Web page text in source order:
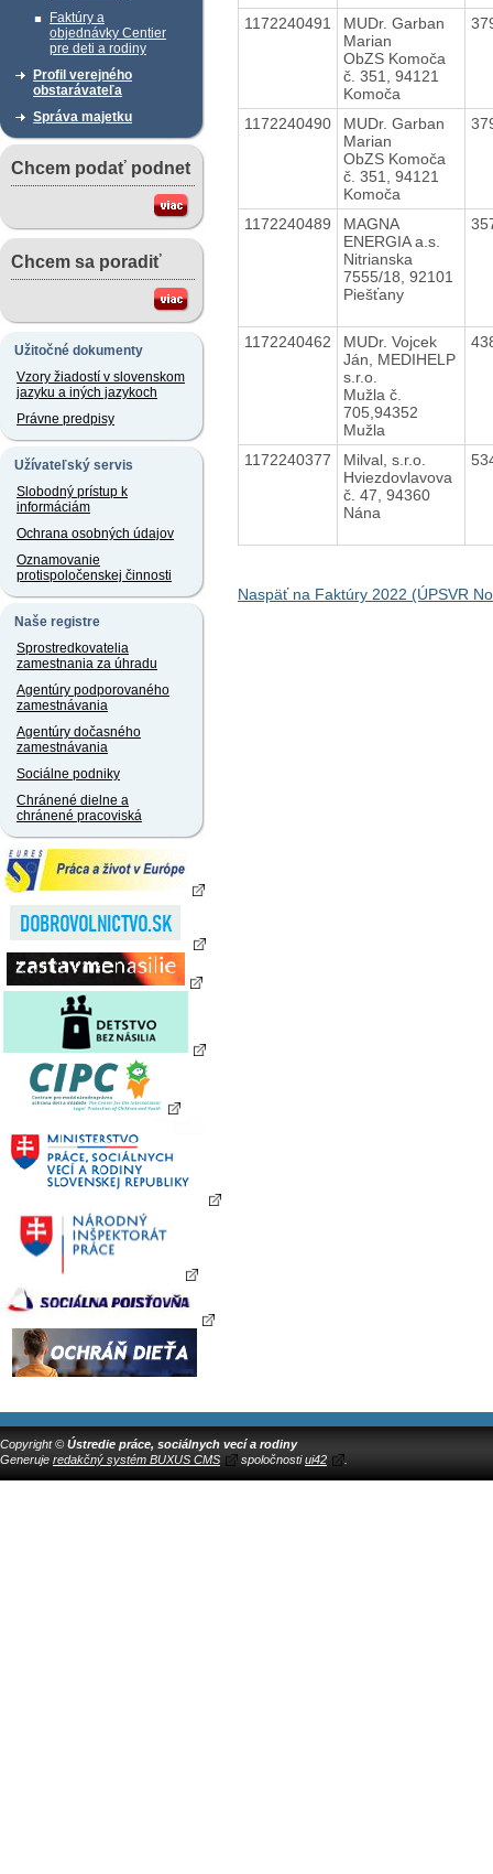
Faktúry a
objednávky Centier
pre deti a rodiny
Profil verejného
obstarávateľa
Správa majetku
Chcem podať podnet
Chcem sa poradiť
Užitočné dokumenty
Vzory žiadostí v slovenskom
jazyku a iných jazykoch
Právne predpisy
Užívateľský servis
Slobodný prístup k
informáciám
Ochrana osobných údajov
Oznamovanie
protispoločenskej činnosti
Naše registre
Sprostredkovatelia
zamestnania za úhradu
Agentúry podporovaného
zamestnávania
Agentúry dočasného
zamestnávania
Sociálne podniky
Chránené dielne a
chránené pracoviská
1172240491
MUDr. Garban
Marian
ObZS Komoča
č. 351, 94121
Komoča
1172240490
MUDr. Garban
Marian
ObZS Komoča
č. 351, 94121
Komoča
1172240489
MAGNA
ENERGIA a.s.
Nitrianska
7555/18, 92101
Piešťany
1172240462
MUDr. Vojcek
Ján, MEDIHELP
s.r.o.
Mužla č.
705,94352
Mužla
1172240377
Milval, s.r.o.
Hviezdovlavova
č. 47, 94360
Nána
Naspäť na Faktúry 2022 (ÚPSVR
Copyright © Ústredie práce, sociálnych vecí a rodiny
Generuje redakčný systém BUXUS CMS spoločnostiui42